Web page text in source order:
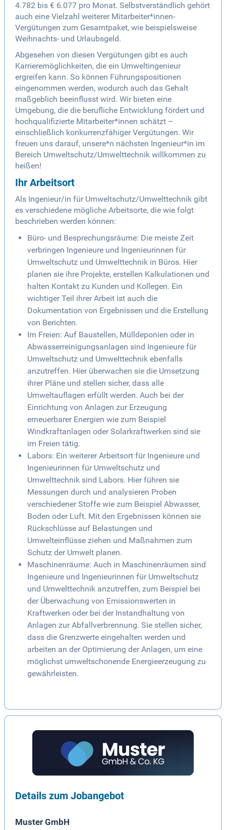
4.782 bis € 6.077 pro Monat. Selbstverständlich gehört
auch eine Vielzahl weiterer Mitarbeiter*innen-
Vergütungen zum Gesamtpaket, wie beispielsweise
Weihnachts- und Urlaubsgeld.
Abgesehen von diesen Vergütungen gibt es auch
Karrieremöglichkeiten, die ein Umweltingenieur
ergreifen kann. So können Führungspositionen
eingenommen werden, wodurch auch das Gehalt
maßgeblich beeinflusst wird. Wir bieten eine
Umgebung, die die berufliche Entwicklung fördert und
hochqualifizierte Mitarbeiter*innen schätzt –
einschließlich konkurrenzfähiger Vergütungen. Wir
freuen uns darauf, unsere*n nächsten Ingenieur*in im
Bereich Umweltschutz/Umwelttechnik willkommen zu
heißen!
Ihr Arbeitsort
Als Ingenieur/in für Umweltschutz/Umwelttechnik gibt
es verschiedene mögliche Arbeitsorte, die wie folgt
beschrieben werden können:
Büro- und Besprechungsräume: Die meiste Zeit
verbringen Ingenieure und Ingenieurinnen für
Umweltschutz und Umwelttechnik in Büros. Hier
planen sie ihre Projekte, erstellen Kalkulationen und
halten Kontakt zu Kunden und Kollegen. Ein
wichtiger Teil ihrer Arbeit ist auch die
Dokumentation von Ergebnissen und die Erstellung
von Berichten.
Im Freien: Auf Baustellen, Mülldeponien oder in
Abwasserreinigungsanlagen sind Ingenieure für
Umweltschutz und Umwelttechnik ebenfalls
anzutreffen. Hier überwachen sie die Umsetzung
ihrer Pläne und stellen sicher, dass alle
Umweltauflagen erfüllt werden. Auch bei der
Einrichtung von Anlagen zur Erzeugung
erneuerbarer Energien wie zum Beispiel
Windkraftanlagen oder Solarkraftwerken sind sie
im Freien tätig.
Labors: Ein weiterer Arbeitsort für Ingenieure und
Ingenieurinnen für Umweltschutz und
Umwelttechnik sind Labors. Hier führen sie
Messungen durch und analysieren Proben
verschiedener Stoffe wie zum Beispiel Abwasser,
Boden oder Luft. Mit den Ergebnissen können sie
Rückschlüsse auf Belastungen und
Umwelteinflüsse ziehen und Maßnahmen zum
Schutz der Umwelt planen.
Maschinenräume: Auch in Maschinenräumen sind
Ingenieure und Ingenieurinnen für Umweltschutz
und Umwelttechnik anzutreffen, zum Beispiel bei
der Überwachung von Emissionswerten in
Kraftwerken oder bei der Instandhaltung von
Anlagen zur Abfallverbrennung. Sie stellen sicher,
dass die Grenzwerte eingehalten werden und
arbeiten an der Optimierung der Anlagen, um eine
möglichst umweltschonende Energieerzeugung zu
gewährleisten.
Details zum Jobangebot
Muster GmbH